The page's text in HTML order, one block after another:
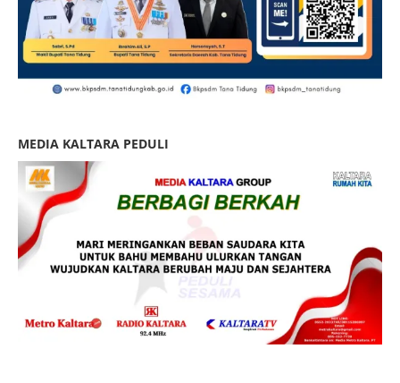
MEDIA KALTARA PEDULI